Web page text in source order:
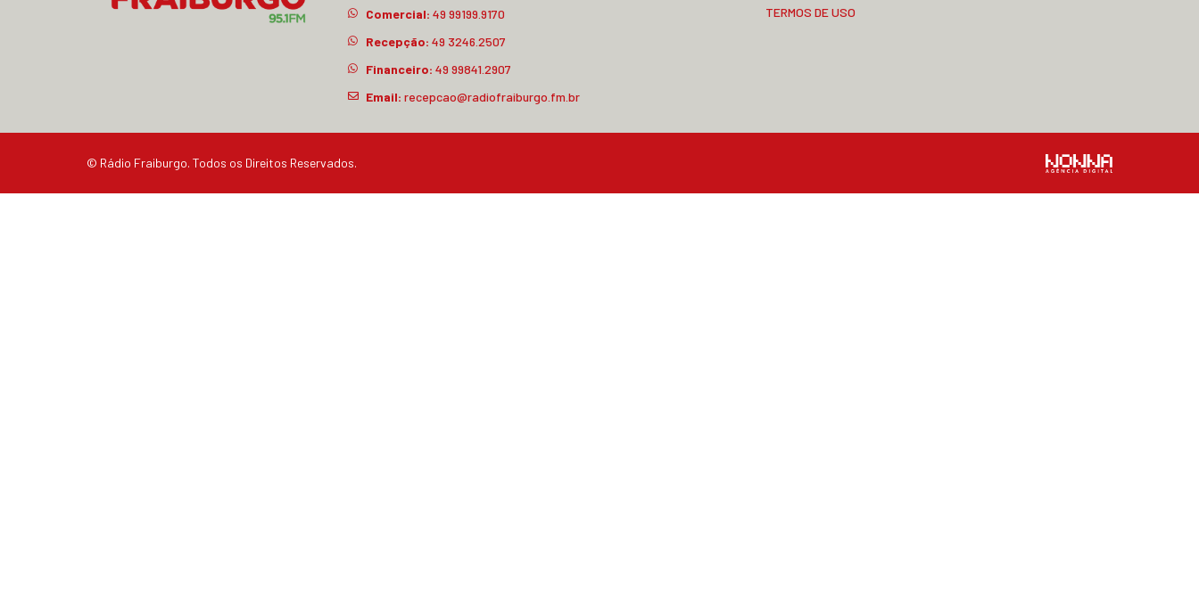
Comercial: 49 99199.9170
Recepção: 49 3246.2507
Financeiro: 49 99841.2907
Email: recepcao@radiofraiburgo.fm.br
TERMOS DE USO
© Rádio Fraiburgo. Todos os Direitos Reservados.